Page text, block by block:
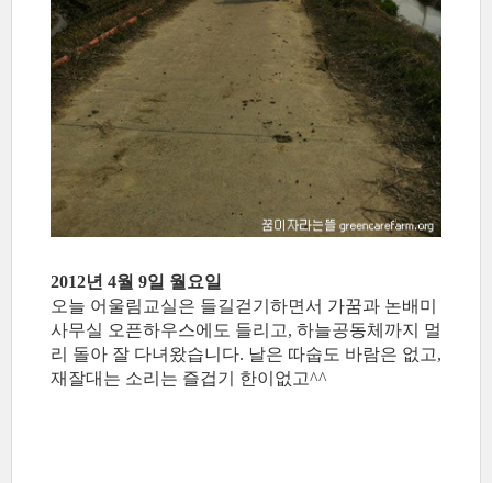
2012년 4월 9일 월요일
오늘 어울림교실은 들길걷기하면서 가꿈과 논배미
사무실 오픈하우스에도 들리고, 하늘공동체까지 멀
리 돌아 잘 다녀왔습니다. 날은 따숩도 바람은 없고,
재잘대는 소리는 즐겁기 한이없고^^